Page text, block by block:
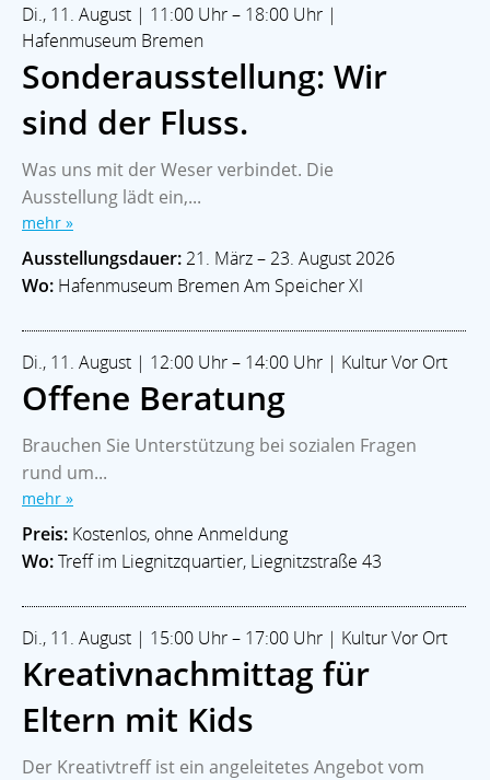
Di., 11. August | 11:00 Uhr – 18:00 Uhr |
Hafenmuseum Bremen
Sonderausstellung: Wir
sind der Fluss.
Was uns mit der Weser verbindet. Die
Ausstellung lädt ein,...
mehr »
Ausstellungsdauer:21. März – 23. August 2026
Wo: Hafenmuseum Bremen Am Speicher XI
Di., 11. August | 12:00 Uhr – 14:00 Uhr | Kultur Vor Ort
Offene Beratung
Brauchen Sie Unterstützung bei sozialen Fragen
rund um...
mehr »
Preis: Kostenlos, ohne Anmeldung
Wo:Treff im Liegnitzquartier, Liegnitzstraße 43
Di., 11. August | 15:00 Uhr – 17:00 Uhr | Kultur Vor Ort
Kreativnachmittag für
Eltern mit Kids
Der Kreativtreff ist ein angeleitetes Angebot vom